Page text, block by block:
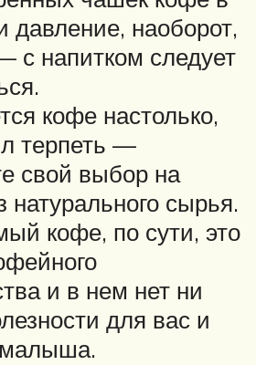
давление, наоборот,
с напитком следует
кофе настолько,
терпеть —
свой выбор на
натурального сырья.
кофе, по сути, это
и в нем нет ни
для вас и